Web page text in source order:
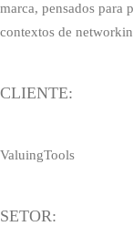
marca, pensados para
contextos de
CLIENTE:
ValuingTools
SETOR: